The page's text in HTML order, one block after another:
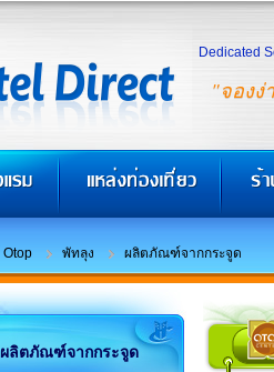
"จองง่
Dedicated
พัทลุง ผลิตภัณฑ์จากกระจูด
ลิตภัณฑ์จากกระจูด